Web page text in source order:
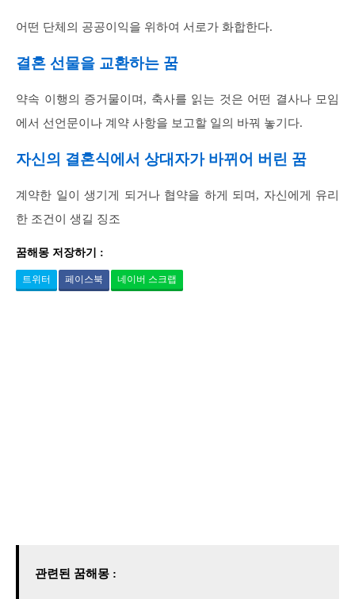
어떤 단체의 공공이익을 위하여 서로가 화합한다.
결혼 선물을 교환하는 꿈
약속 이행의 증거물이며, 축사를 읽는 것은 어떤 결사나 모임
에서 선언문이나 계약 사항을 보고할 일의 바꿔 놓기다.
자신의 결혼식에서 상대자가 바뀌어 버린 꿈
계약한 일이 생기게 되거나 협약을 하게 되며, 자신에게 유리
한 조건이 생길 징조
꿈해몽 저장하기 :
트위터 페이스북 네이버 스크랩
관련된 꿈해몽 :